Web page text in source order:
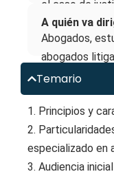
el caso de
A quién va
Abogados,
abogados
Temario
1. Principios y
2.
especializado en
3. Audiencia inicial